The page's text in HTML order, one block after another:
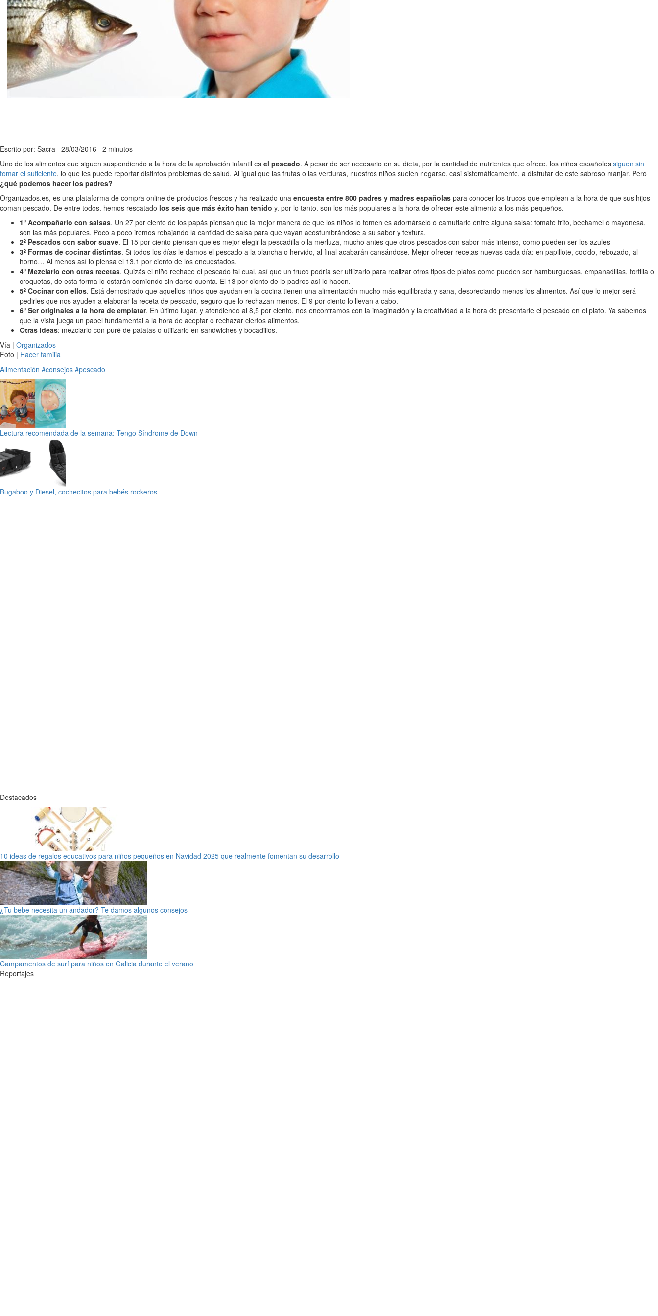
Escrito por: Sacra 28/03/2016 2 minutos
Uno de los alimentos que siguen suspendiendo a la hora de la aprobación infantil es el pescado. A pesar de ser necesario en su dieta, por la cantidad de nutrientes que ofrece, los niños españoles siguen sin
tomar el suficiente, lo que les puede reportar distintos problemas de salud. Al igual que las frutas o las verduras, nuestros niños suelen negarse, casi sistemáticamente, a disfrutar de este sabroso manjar. Pero
¿qué podemos hacer los padres?
Organizados.es, es una plataforma de compra online de productos frescos y ha realizado una encuesta entre 800 padres y madres españolas para conocer los trucos que emplean a la hora de que sus hijos
coman pescado. De entre todos, hemos rescatado los seis que más éxito han tenido y, por lo tanto, son los más populares a la hora de ofrecer este alimento a los más pequeños.
1º Acompañarlo con salsas. Un 27 por ciento de los papás piensan que la mejor manera de que los niños lo tomen es adornárselo o camuflarlo entre alguna salsa: tomate frito, bechamel o mayonesa,
son las más populares. Poco a poco iremos rebajando la cantidad de salsa para que vayan acostumbrándose a su sabor y textura.
2º Pescados con sabor suave. El 15 por ciento piensan que es mejor elegir la pescadilla o la merluza, mucho antes que otros pescados con sabor más intenso, como pueden ser los azules.
3º Formas de cocinar distintas. Si todos los días le damos el pescado a la plancha o hervido, al final acabarán cansándose. Mejor ofrecer recetas nuevas cada día: en papillote, cocido, rebozado, al
horno… Al menos así lo piensa el 13,1 por ciento de los encuestados.
4º Mezclarlo con otras recetas. Quizás el niño rechace el pescado tal cual, así que un truco podría ser utilizarlo para realizar otros tipos de platos como pueden ser hamburguesas, empanadillas, tortilla o
croquetas, de esta forma lo estarán comiendo sin darse cuenta. El 13 por ciento de lo padres así lo hacen.
5º Cocinar con ellos. Está demostrado que aquellos niños que ayudan en la cocina tienen una alimentación mucho más equilibrada y sana, despreciando menos los alimentos. Así que lo mejor será
pedirles que nos ayuden a elaborar la receta de pescado, seguro que lo rechazan menos. El 9 por ciento lo llevan a cabo.
6º Ser originales a la hora de emplatar. En último lugar, y atendiendo al 8,5 por ciento, nos encontramos con la imaginación y la creatividad a la hora de presentarle el pescado en el plato. Ya sabemos
que la vista juega un papel fundamental a la hora de aceptar o rechazar ciertos alimentos.
Otras ideas: mezclarlo con puré de patatas o utilizarlo en sandwiches y bocadillos.
Vía | Organizados
Foto | Hacer familia
Alimentación #consejos #pescado
Lectura recomendada de la semana: Tengo Síndrome de Down
Bugaboo y Diesel, cochecitos para bebés rockeros
Destacados
10 ideas de regalos educativos para niños pequeños en Navidad 2025 que realmente fomentan su desarrollo
¿Tu bebe necesita un andador? Te damos algunos consejos
Campamentos de surf para niños en Galicia durante el verano
Reportajes